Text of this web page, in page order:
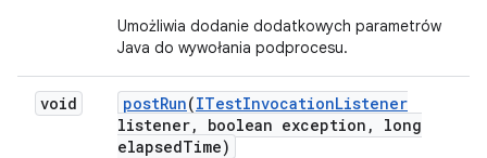
Umożliwia dodanie dodatkowych parametrów
Java do wywołania podprocesu.
void postRun(ITestInvocationListener
listener, boolean exception ,
long
elapsedTime)